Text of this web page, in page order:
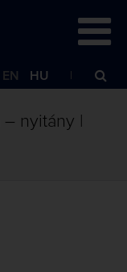
EN HU
nyitány |